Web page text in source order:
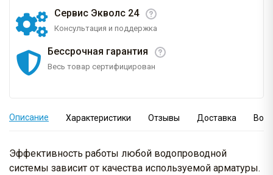
Сервис Экволс 24
Консультация и поддержка
Бессрочная гарантия
Весь товар сертифицирован
Описание Характеристики Отзывы Доставка
Эффективность работы любой водопроводной
системы зависит от качества используемой арматуры.